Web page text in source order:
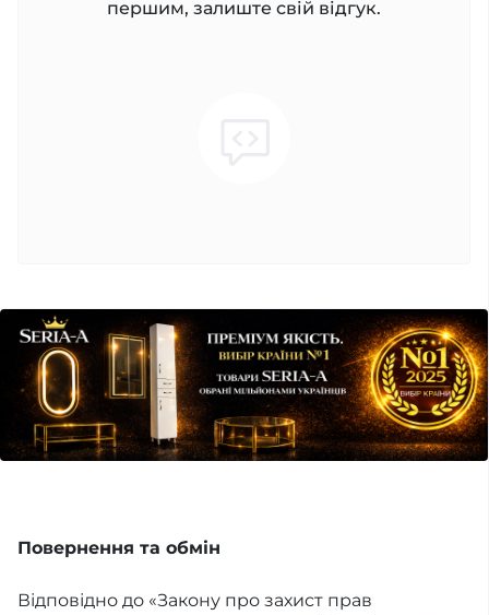
першим, залиште свій відгук.
Повернення та обмін
Відповідно до «Закону про захист прав